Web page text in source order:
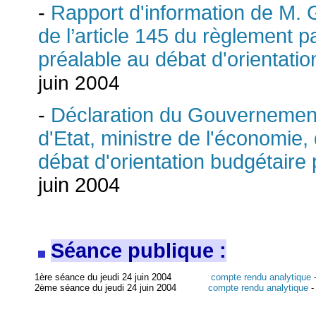
- Rapport d'information de M.
de l’article 145 du règlement
préalable au débat
juin 2004
- Déclaration du
d'Etat, ministre de
débat d'orientation budgétaire
juin 2004
Séance publique :
1ère séance du jeudi 24 juin 2004 compte rendu analytique
2ème séance du jeudi 24 juin 2004
compte rendu analytique -